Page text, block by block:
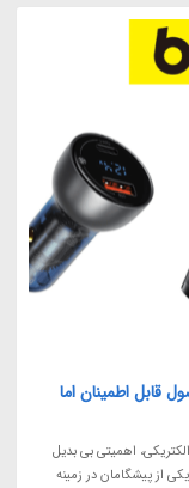
شارژرهای بیسوس؛ 8 محصول قابل اطمینان اما
اهمیتی بی بدیل
از پیشگامان در زمینه